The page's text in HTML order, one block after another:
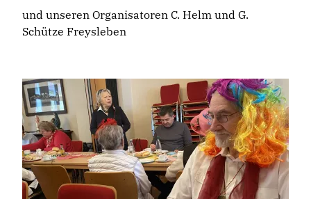
und unseren Organisatoren C. Helm und G.
Schütze Freysleben